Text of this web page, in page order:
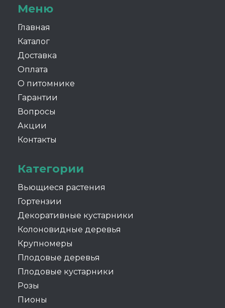
Меню
Главная
Каталог
Доставка
Оплата
О питомнике
Гарантии
Вопросы
Акции
Контакты
Категории
Вьющиеся растения
Гортензии
Декоративные кустарники
Колоновидные деревья
Крупномеры
Плодовые деревья
Плодовые кустарники
Розы
Пионы